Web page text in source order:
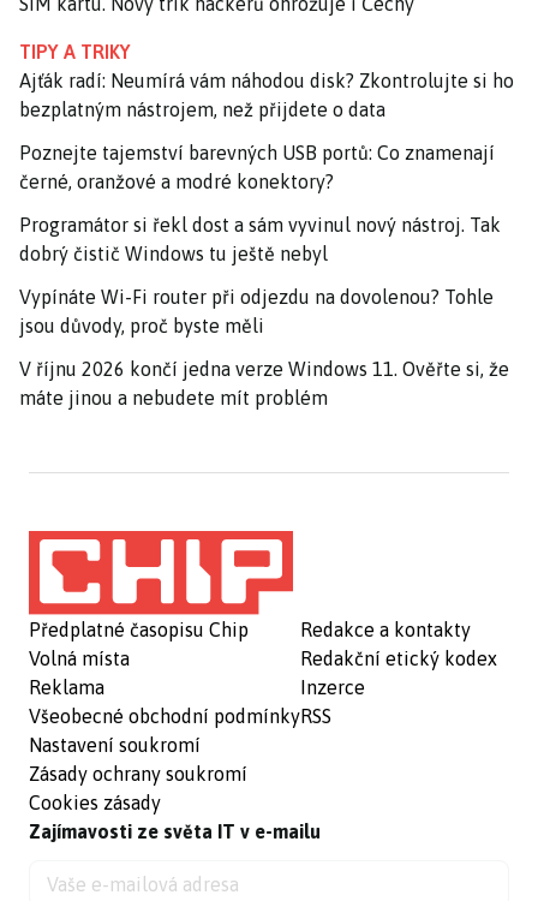
TIPY A TRIKY
Ajťák radí: Neumírá vám náhodou disk? Zkontrolujte si ho
bezplatným nástrojem, než přijdete o data
Poznejte tajemství barevných USB portů: Co znamenají
černé, oranžové a modré konektory?
Programátor si řekl dost a sám vyvinul nový nástroj. Tak
dobrý čistič Windows tu ještě nebyl
Vypínáte Wi-Fi router při odjezdu na dovolenou? Tohle
jsou důvody, proč byste měli
V říjnu 2026 končí jedna verze Windows 11. Ověřte si, že
máte jinou a nebudete mít problém
Předplatné časopisu Chip
Volná místa
Reklama
Všeobecné obchodní podmínky
Nastavení soukromí
Zásady ochrany soukromí
Cookies zásady
Redakce a kontakty
Redakční etický kodex
Inzerce
RSS
Zajímavosti ze světa IT v e-mailu